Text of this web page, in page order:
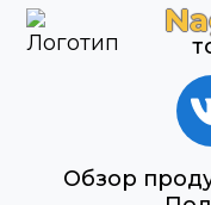
Обзор
ВКонтакте